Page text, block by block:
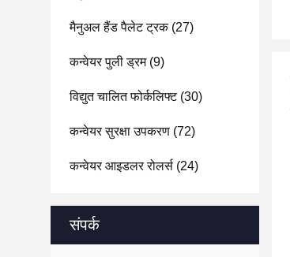
मैनुअल हैंड पैलेट ट्रक(27)
कन्वेयर पुली ड्रम(9)
विद्युत चालित फोर्कलिफ्ट(30)
कन्वेयर सुरक्षा उपकरण (72)
कन्वेयर आइडलर रोलर्स (24)
संपर्क